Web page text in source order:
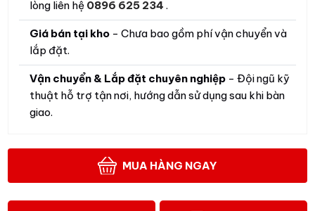
lòng liên hệ 0896 625 234.
Giá bán tại kho - Chưa bao gồm phí vận chuyển và
lắp đặt.
Vận chuyển & Lắp đặt chuyên nghiệp - Đội ngũ kỹ
thuật hỗ trợ tận nơi, hướng dẫn sử dụng sau khi bàn
giao.
MUA HÀNG NGAY